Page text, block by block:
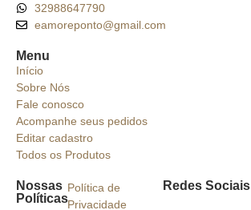
32988647790
eamoreponto@gmail.com
Menu
Início
Sobre Nós
Fale conosco
Acompanhe seus pedidos
Editar cadastro
Todos os Produtos
Nossas
Políticas
Política de
Privacidade
Redes Sociais